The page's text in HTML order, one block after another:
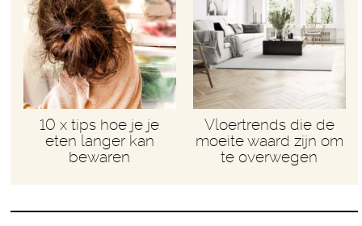
10 x tips hoe je je
eten langer kan
bewaren
Vloertrends die de
moeite waard zijn om
te overwegen